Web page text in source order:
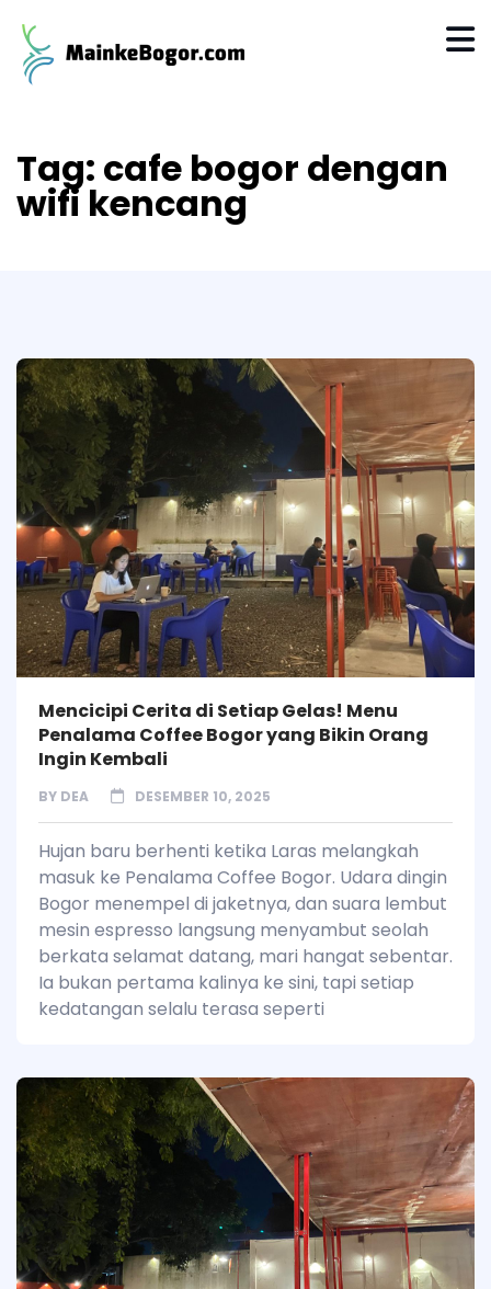
Tag: cafe bogor dengan
wifi kencang
Mencicipi Cerita di Setiap Gelas! Menu
Penalama Coffee Bogor yang Bikin Orang
Ingin Kembali
BY DEA DESEMBER 10, 2025
Hujan baru berhenti ketika Laras melangkah
masuk ke Penalama Coffee Bogor. Udara dingin
Bogor menempel di jaketnya, dan suara lembut
mesin espresso langsung menyambut seolah
berkata selamat datang, mari hangat sebentar.
Ia bukan pertama kalinya ke sini, tapi setiap
kedatangan selalu terasa seperti